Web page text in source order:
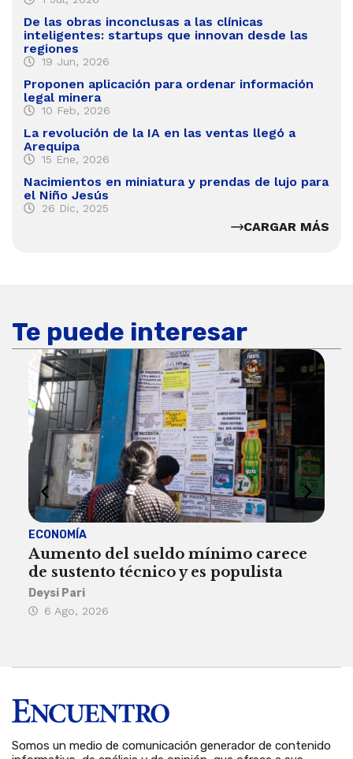
De las obras inconclusas a las clínicas
inteligentes: startups que innovan desde las
regiones
19 Jun, 2026
Proponen aplicación para ordenar información
legal minera
10 Feb, 2026
La revolución de la IA en las ventas llegó a
Arequipa
15 Ene, 2026
Nacimientos en miniatura y prendas de lujo para
el Niño Jesús
26 Dic, 2025
CARGAR MÁS
Te puede interesar
ECONOMÍA
Aumento del sueldo mínimo carece
de sustento técnico y es populista
Deysi Pari
6 Ago, 2026
Somos un medio de comunicación generador de contenido